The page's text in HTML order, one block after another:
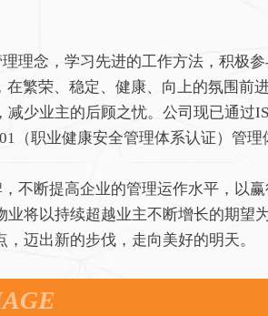
念，学习先进的工作方法，积极参
繁荣、稳定、健康、向上的氛围前
少业主的后顾之忧。公司现已通过
（职业健康安全管理体系认证）管理
断提高企业的管理运作水平，以赢
将以持续超越业主不断增长的期望
迈出新的步伐，走向美好的明天。